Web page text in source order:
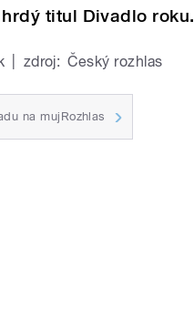
titul Divadlo roku.
zdroj: Český rozhlas
na mujRozhlas